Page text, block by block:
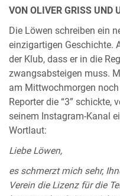
VON OLIVER GRISS UND
Die Löwen schreiben ein
einzigartigen Geschichte.
der Klub, dass er in die
zwangsabsteigen muss.
am Mittwochmorgen
Reporter die “3” schickte,
seinem Instagram-Kanal
Wortlaut:
Liebe Löwen,
es schmerzt mich sehr,
Verein die Lizenz für die